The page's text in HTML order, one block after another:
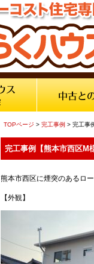
TOPページ > 完工事例 > 完工事
完工事例【熊本市西区M
熊本市西区に煙突のあるロ
【外観】